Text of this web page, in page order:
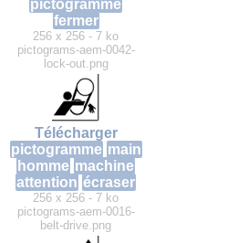
pictogramme
fermer
256 x 256 - 7 ko
pictograms-aem-0042-
lock-out.png
Télécharger
pictogramme main
homme machine
attention écraser
256 x 256 - 7 ko
pictograms-aem-0016-
belt-drive.png